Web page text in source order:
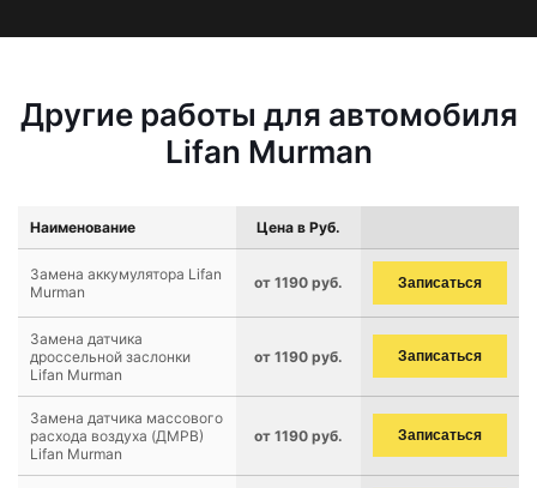
Другие работы для автомобиля
Lifan Murman
Наименование Цена в Руб.
Замена аккумулятора Lifan
Murman
от 1190 руб. Записаться
Замена датчика
дроссельной заслонки
Lifan Murman
от 1190 руб. Записаться
Замена датчика массового
расхода воздуха (ДМРВ)
Lifan Murman
от 1190 руб. Записаться